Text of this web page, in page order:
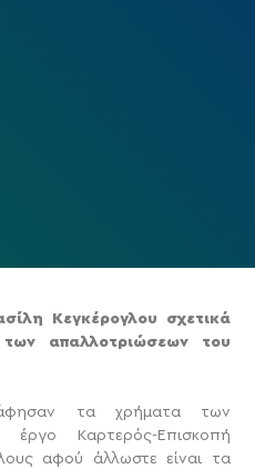
Κεγκέρογλου σχετικά
απαλλοτριώσεων του
τα χρήματα των
Καρτερός-Επισκοπή
αφού άλλωστε είναι τα